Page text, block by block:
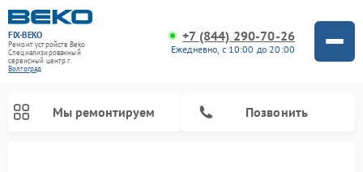
FIX-BEKO
Ремонт устройств Beko
Специализированный
cервисный центр г.
Волгоград
+7 (844) 290-70-26
Ежедневно, с 10:00 до 20:00
Мы ремонтируем Позвонить